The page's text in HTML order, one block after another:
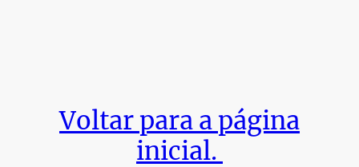
Voltar para a página
inicial.